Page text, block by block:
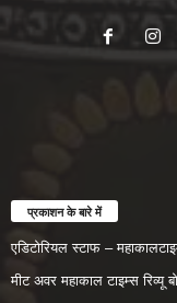
प्रकाशन के बारे में
एडिटोरियल स्टाफ –
मीट अवर महाकाल टाइम्स रिव्यू